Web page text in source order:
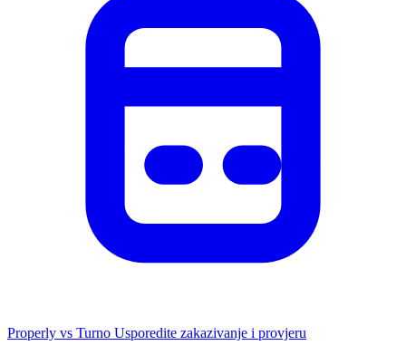
Properly vs Turno Usporedite zakazivanje i provjeru